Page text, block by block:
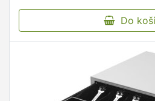
Do